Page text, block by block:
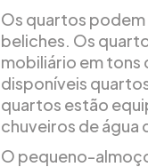
Os quartos
beliches. Os
mobiliário em tons
disponíveis
quartos estão
chuveiros de água
O pequeno-